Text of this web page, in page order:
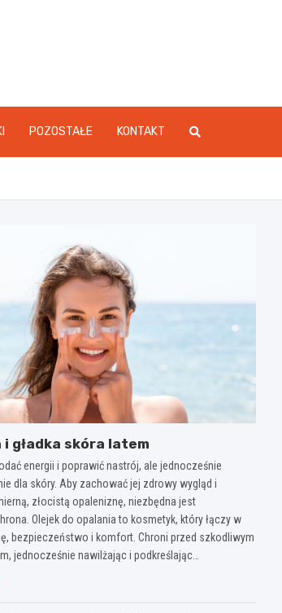
POZOSTAŁE KONTAKT
i gładka skóra latem
energii i poprawić nastrój, ale jednocześnie
dla skóry. Aby zachować jej zdrowy wygląd i
złocistą opaleniznę, niezbędna jest
Olejek do opalania to kosmetyk, który łączy w
bezpieczeństwo i komfort. Chroni przed szkodliwym
jednocześnie nawilżając i podkreślając…